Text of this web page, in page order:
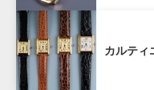
当店で購入された時
合、ご購入から１年
抜き）で買い戻しい
ANTIQURIOUS銀座
カルティ